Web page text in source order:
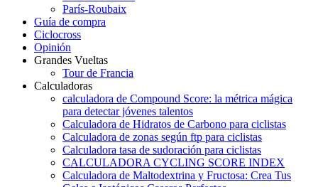
París-Roubaix
Guía de compra
Ciclocross
Opinión
Grandes Vueltas
Tour de Francia
Calculadoras
calculadora de Compound Score: la métrica mágica
para detectar jóvenes talentos
Calculadora de Hidratos de Carbono para ciclistas
Calculadora de zonas según ftp para ciclistas
Calculadora tasa de sudoración para ciclistas
CALCULADORA CYCLING SCORE INDEX
Calculadora de Maltodextrina y Fructosa: Crea Tus